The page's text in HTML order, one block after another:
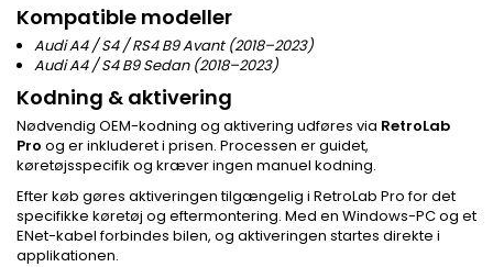
Kompatible modeller
Audi A4 / S4 / RS4 B9 Avant (2018–2023)
Audi A4 / S4 B9 Sedan (2018–2023)
Kodning & aktivering
Nødvendig OEM-kodning og aktivering udføres via RetroLab
Pro og er inkluderet i prisen. Processen er guidet,
køretøjsspecifik og kræver ingen manuel kodning.
Efter køb gøres aktiveringen tilgængelig i RetroLab Pro for det
specifikke køretøj og eftermontering. Med en Windows-PC og et
ENet-kabel forbindes bilen, og aktiveringen startes direkte i
applikationen.